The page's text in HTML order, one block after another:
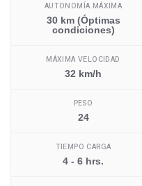
AUTONOMÍA MÁXIMA
30 km (Óptimas
condiciones)
MÁXIMA VELOCIDAD
32 km/h
PESO
24
TIEMPO CARGA
4 - 6 hrs.